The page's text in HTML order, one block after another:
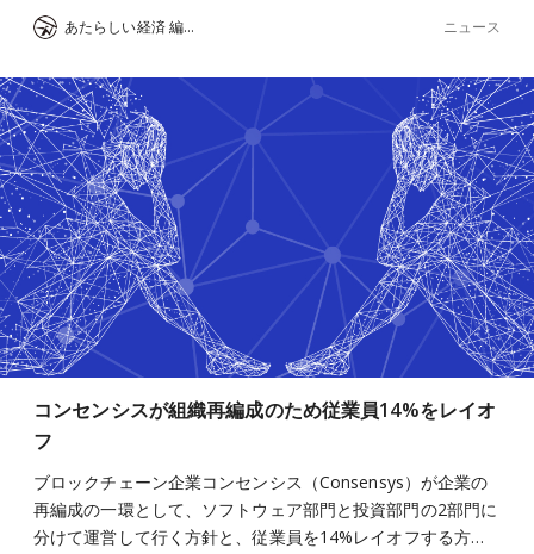
あたらしい経済 編集部 ニュース
コンセンシスが組織再編成のため従業員14%をレイオ
フ
ブロックチェーン企業コンセンシス（Consensys）が企業の
再編成の一環として、ソフトウェア部門と投資部門の2部門に
分けて運営して行く方針と、従業員を14%レイオフする方…